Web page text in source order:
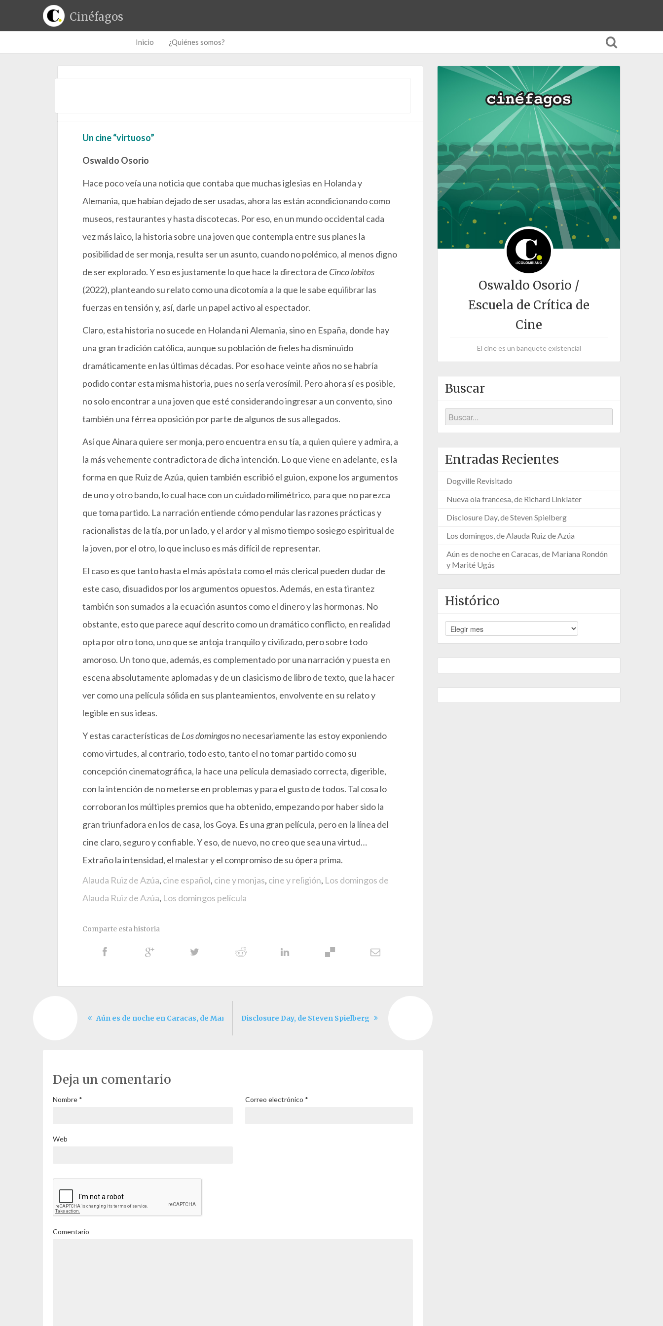
Cinéfagos
Inicio ¿Quiénes somos?
Un cine “virtuoso”
Oswaldo Osorio
Hace poco veía una noticia que contaba que muchas iglesias en Holanda y
Alemania, que habían dejado de ser usadas, ahora las están acondicionando como
museos, restaurantes y hasta discotecas. Por eso, en un mundo occidental cada
vez más laico, la historia sobre una joven que contempla entre sus planes la
posibilidad de ser monja, resulta ser un asunto, cuando no polémico, al menos digno
de ser explorado. Y eso es justamente lo que hace la directora de Cinco lobitos
(2022), planteando su relato como una dicotomía a la que le sabe equilibrar las
fuerzas en tensión y, así, darle un papel activo al espectador.
Claro, esta historia no sucede en Holanda ni Alemania, sino en España, donde hay
una gran tradición católica, aunque su población de fieles ha disminuido
dramáticamente en las últimas décadas. Por eso hace veinte años no se habría
podido contar esta misma historia, pues no sería verosímil. Pero ahora sí es posible,
no solo encontrar a una joven que esté considerando ingresar a un convento, sino
también una férrea oposición por parte de algunos de sus allegados.
Así que Ainara quiere ser monja, pero encuentra en su tía, a quien quiere y admira, a
la más vehemente contradictora de dicha intención. Lo que viene en adelante, es la
forma en que Ruiz de Azúa, quien también escribió el guion, expone los argumentos
de uno y otro bando, lo cual hace con un cuidado milimétrico, para que no parezca
que toma partido. La narración entiende cómo pendular las razones prácticas y
racionalistas de la tía, por un lado, y el ardor y al mismo tiempo sosiego espiritual de
la joven, por el otro, lo que incluso es más difícil de representar.
El caso es que tanto hasta el más apóstata como el más clerical pueden dudar de
este caso, disuadidos por los argumentos opuestos. Además, en esta tirantez
también son sumados a la ecuación asuntos como el dinero y las hormonas. No
obstante, esto que parece aquí descrito como un dramático conflicto, en realidad
opta por otro tono, uno que se antoja tranquilo y civilizado, pero sobre todo
amoroso. Un tono que, además, es complementado por una narración y puesta en
escena absolutamente aplomadas y de un clasicismo de libro de texto, que la hacer
ver como una película sólida en sus planteamientos, envolvente en su relato y
legible en sus ideas.
Y estas características de Los domingosno necesariamente las estoy exponiendo
como virtudes, al contrario, todo esto, tanto el no tomar partido como su
concepción cinematográfica, la hace una película demasiado correcta, digerible,
con la intención de no meterse en problemas y para el gusto de todos. Tal cosa lo
corroboran los múltiples premios que ha obtenido, empezando por haber sido la
gran triunfadora en los de casa, los Goya. Es una gran película, pero en la línea del
cine claro, seguro y confiable. Y eso, de nuevo, no creo que sea una virtud…
Extraño la intensidad, el malestar y el compromiso de su ópera prima.
Alauda Ruiz de Azúa, cine español, cine y monjas, cine y religión, Los domingos de
Alauda Ruiz de Azúa, Los domingos película
Comparte esta historia
Aún es de noche en Caracas, de Mariana Rondón y Marité Ugás
Disclosure Day, de Steven Spielberg
Deja un comentario
Nombre * Correo electrónico *
Web
Comentario
Oswaldo Osorio /
Escuela de Crítica de
Cine
El cine es un banquete existencial
Buscar
Entradas Recientes
Dogville Revisitado
Nueva ola francesa, de Richard Linklater
Disclosure Day, de Steven Spielberg
Los domingos, de Alauda Ruiz de Azúa
Aún es de noche en Caracas, de Mariana Rondón
y Marité Ugás
Histórico